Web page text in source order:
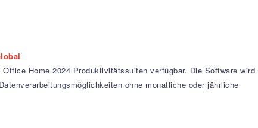
Home 2024 Produktivitätssuiten verfügbar. Die Software wird
ohne monatliche oder jährliche